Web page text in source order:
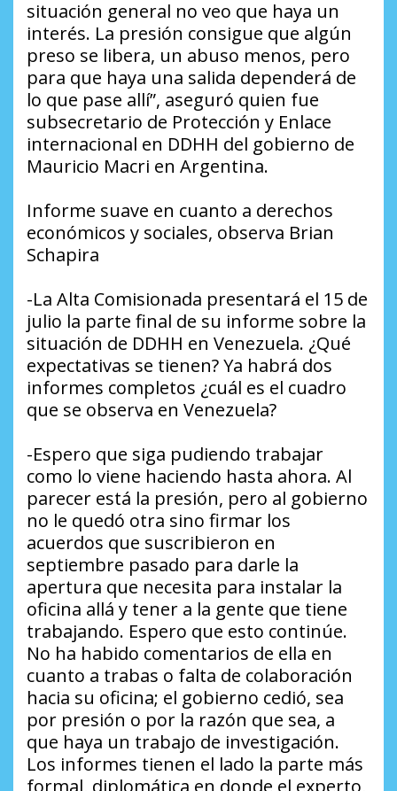
situación general no veo que haya un
interés. La presión consigue que algún
preso se libera, un abuso menos, pero
para que haya una salida dependerá de
lo que pase allí”, aseguró quien fue
subsecretario de Protección y Enlace
internacional en DDHH del gobierno de
Mauricio Macri en Argentina.
Informe suave en cuanto a derechos
económicos y sociales, observa Brian
Schapira
-La Alta Comisionada presentará el 15 de
julio la parte final de su informe sobre la
situación de DDHH en Venezuela. ¿Qué
expectativas se tienen? Ya habrá dos
informes completos ¿cuál es el cuadro
que se observa en Venezuela?
-Espero que siga pudiendo trabajar
como lo viene haciendo hasta ahora. Al
parecer está la presión, pero al gobierno
no le quedó otra sino firmar los
acuerdos que suscribieron en
septiembre pasado para darle la
apertura que necesita para instalar la
oficina allá y tener a la gente que tiene
trabajando. Espero que esto continúe.
No ha habido comentarios de ella en
cuanto a trabas o falta de colaboración
hacia su oficina; el gobierno cedió, sea
por presión o por la razón que sea, a
que haya un trabajo de investigación.
Los informes tienen el lado la parte más
formal, diplomática en donde el experto,